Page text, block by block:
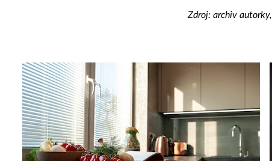
Zdroj: archiv